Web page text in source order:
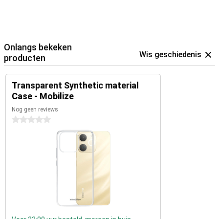
Onlangs bekeken
producten
Wis geschiedenis
Transparent Synthetic material
Case - Mobilize
Nog geen reviews
0 sterren